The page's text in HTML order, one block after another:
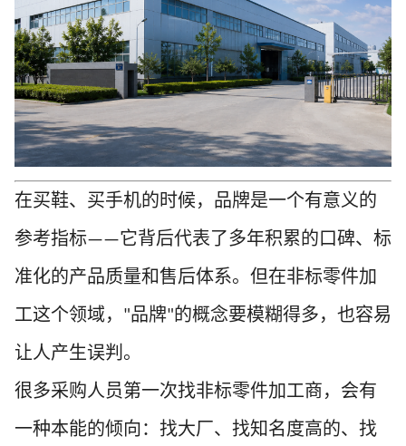
在买鞋、买手机的时候，品牌是一个有意义的
参考指标——它背后代表了多年积累的口碑、标
准化的产品质量和售后体系。但在非标零件加
工这个领域， "品牌"的概念要模糊得多，也容易
让人产生误判。
很多采购人员第一次找非标零件加工商，会有
一种本能的倾向：找大厂、找知名度高的、找